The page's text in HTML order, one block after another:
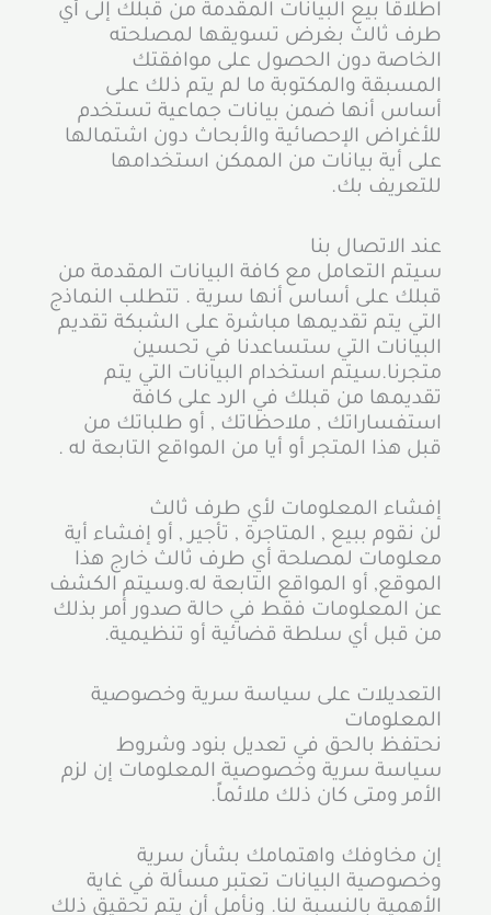
اطلاقاً بيع البيانات المقدمة من قبلك إلى أي
طرف ثالث بغرض تسويقها لمصلحته
الخاصة دون الحصول على موافقتك
المسبقة والمكتوبة ما لم يتم ذلك على
أساس أنها ضمن بيانات جماعية تستخدم
للأغراض الإحصائية والأبحاث دون اشتمالها
على أية بيانات من الممكن استخدامها
للتعريف بك.
عند الاتصال بنا
سيتم التعامل مع كافة البيانات المقدمة من
قبلك على أساس أنها سرية . تتطلب النماذج
التي يتم تقديمها مباشرة على الشبكة تقديم
البيانات التي ستساعدنا في تحسين
متجرنا.سيتم استخدام البيانات التي يتم
تقديمها من قبلك في الرد على كافة
استفساراتك , ملاحظاتك , أو طلباتك من
قبل هذا المتجر أو أيا من المواقع التابعة له .
إفشاء المعلومات لأي طرف ثالث
لن نقوم ببيع , المتاجرة , تأجير , أو إفشاء أية
معلومات لمصلحة أي طرف ثالث خارج هذا
الموقع, أو المواقع التابعة له.وسيتم الكشف
عن المعلومات فقط في حالة صدور أمر بذلك
من قبل أي سلطة قضائية أو تنظيمية.
التعديلات على سياسة سرية وخصوصية
المعلومات
نحتفظ بالحق في تعديل بنود وشروط
سياسة سرية وخصوصية المعلومات إن لزم
الأمر ومتى كان ذلك ملائماً.
إن مخاوفك واهتمامك بشأن سرية
وخصوصية البيانات تعتبر مسألة في غاية
الأهمية بالنسبة لنا. ونأمل أن يتم تحقيق ذلك